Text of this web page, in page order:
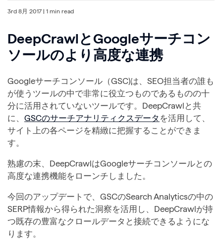
3rd 8月 2017 | 1 min read
DeepCrawlとGoogleサーチコン
ソールのより高度な連携
Googleサーチコンソール（GSC)は、SEO担当者の誰も
が使うツールの中で非常に役立つものであるものの十
分に活用されていないツールです。DeepCrawlと共
に、 GSCのサーチアナリティクスデータ を活用して、
サイト上の各ページを精緻に把握することができま
す。
熟慮の末、DeepCrawlはGoogleサーチコンソールとの
高度な連携機能をローンチしました。
今回のアップデートで、GSCのSearch Analyticsの中の
SERP情報から得られた洞察を活用し、DeepCrawlが持
つ既存の豊富なクロールデータと接続できるようにな
ります。